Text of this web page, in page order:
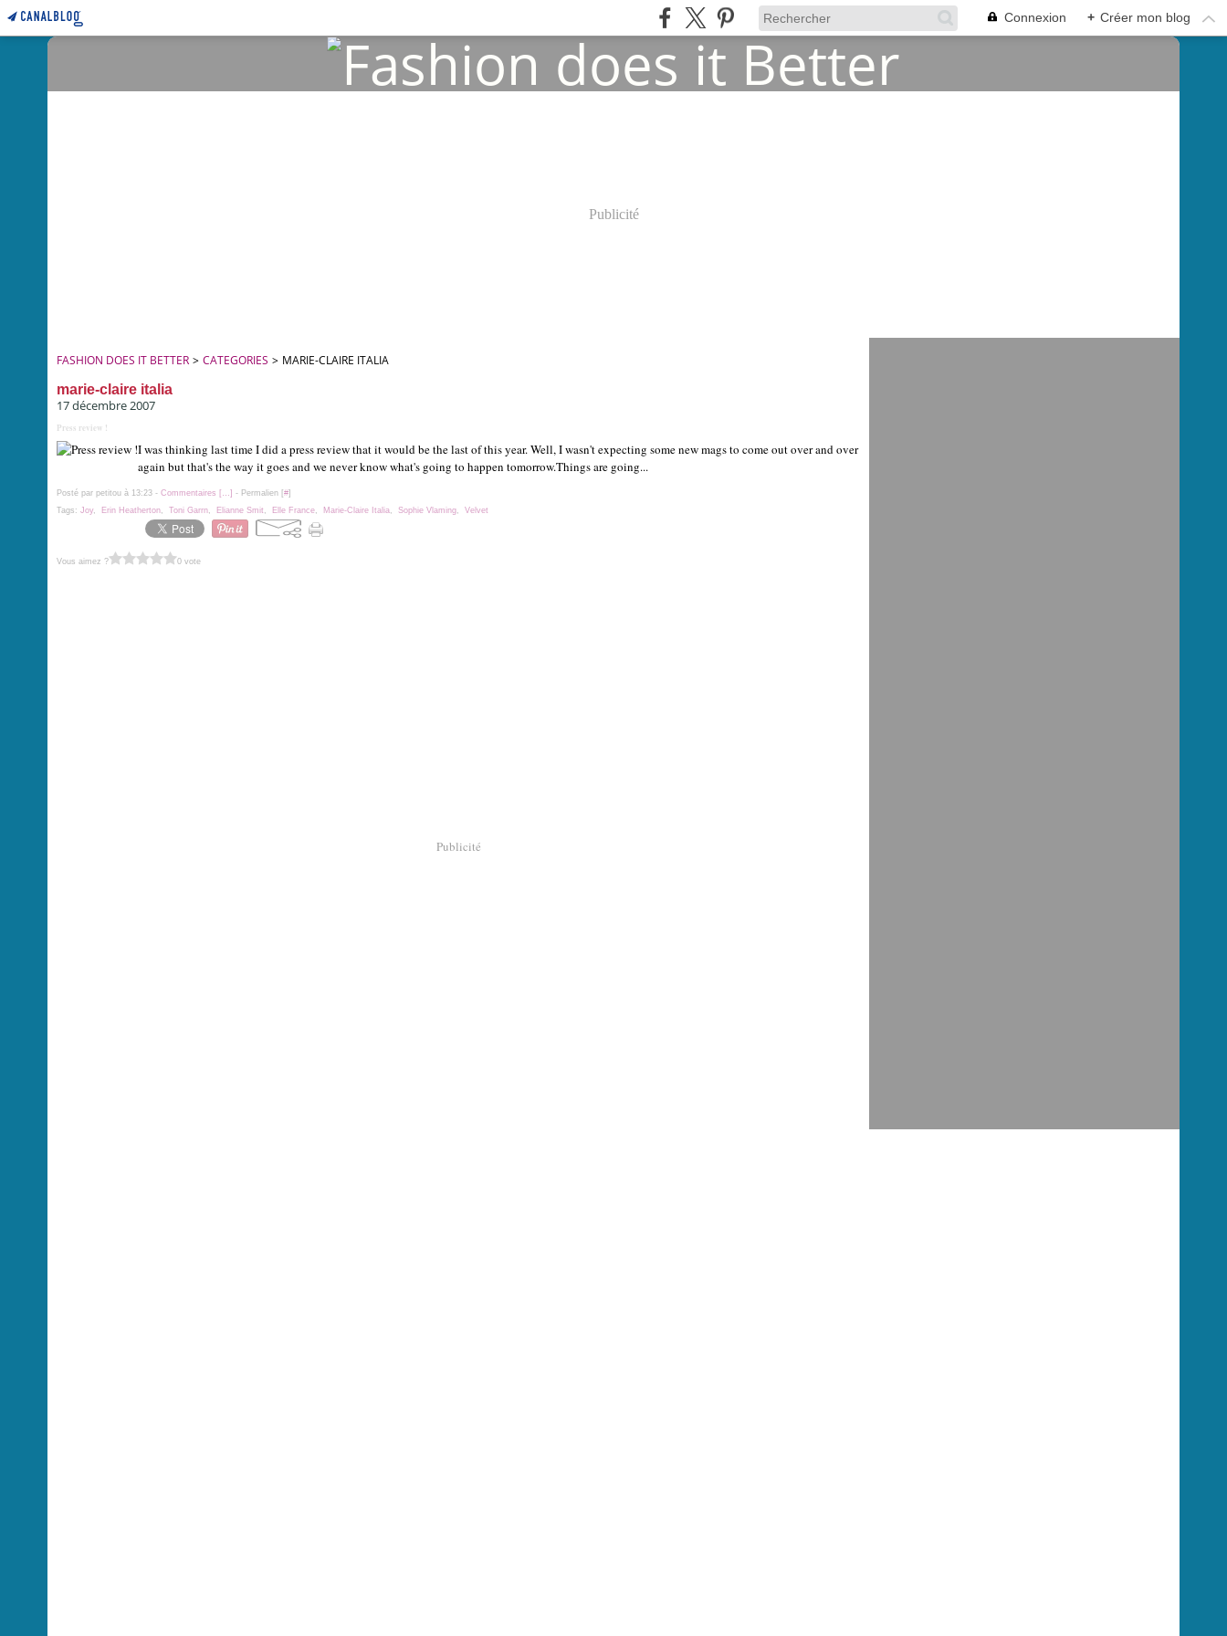
Connexion + Créer mon blog
Publicité
FASHION DOES IT BETTER > CATEGORIES > MARIE-CLAIRE ITALIA
marie-claire italia
17 décembre 2007
Press review !
I was thinking last time I did a press review that it would be the last of this year. Well, I wasn't expecting some new mags to come out over and over
again but that's the way it goes and we never know what's going to happen tomorrow.Things are going...
Posté par petitou à 13:23 - Commentaires […] - Permalien [#]
Tags: Joy, Erin Heatherton, Toni Garrn, Elianne Smit, Elle France, Marie-Claire Italia, Sophie Vlaming, Velvet
Vous aimez ? 0 vote
Publicité